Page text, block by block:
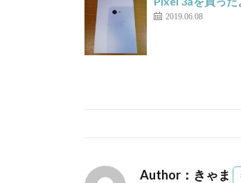
2019.06.08
Author：きゃま